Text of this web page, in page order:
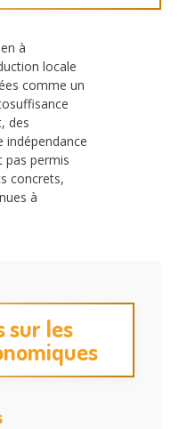
à
locale
comme un
des
indépendance
pas permis
concrets,
à
sur les